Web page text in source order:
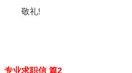
敬礼!
专业求职信 篇2